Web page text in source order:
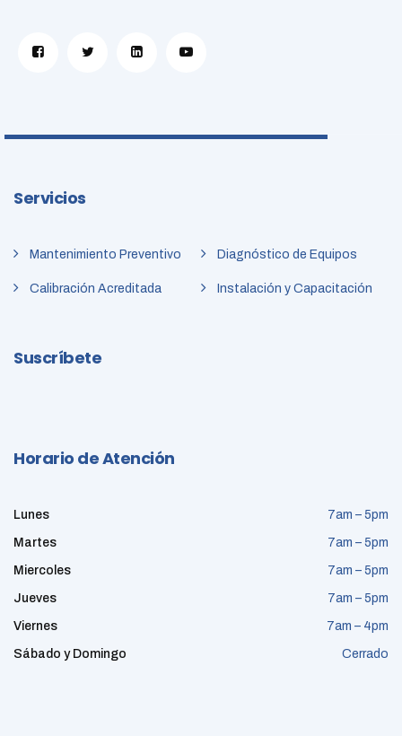
Servicios
Mantenimiento Preventivo Diagnóstico de Equipos
Calibración Acreditada Instalación y Capacitación
Suscríbete
Horario de Atención
Lunes 7am – 5pm
Martes 7am – 5pm
Miercoles 7am – 5pm
Jueves 7am – 5pm
Viernes 7am – 4pm
Sábado y Domingo Cerrado